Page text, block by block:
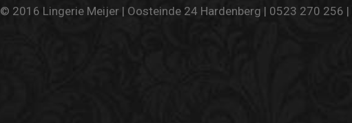
© 2016 Lingerie Meijer | Oosteinde 24 Hardenberg | 0523 270 256 |